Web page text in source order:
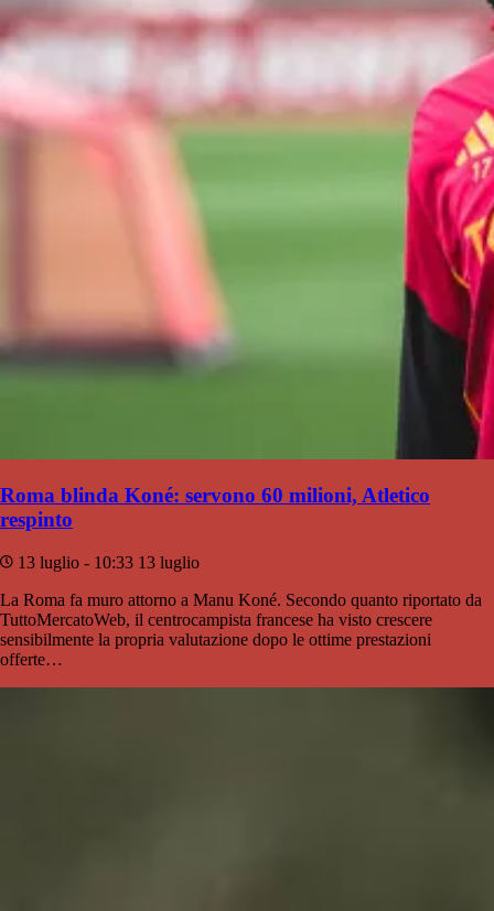
Roma blinda Koné: servono 60 milioni, Atletico
respinto
13 luglio - 10:33 13 luglio
La Roma fa muro attorno a Manu Koné. Secondo quanto riportato da
TuttoMercatoWeb, il centrocampista francese ha visto crescere
sensibilmente la propria valutazione dopo le ottime prestazioni
offerte…